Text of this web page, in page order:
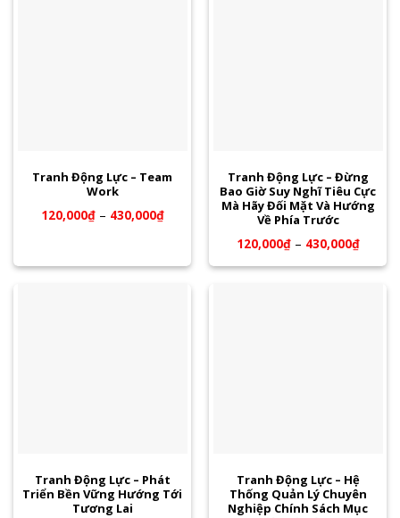
Tranh Động Lực – Team
Work
120,000₫– 430,000₫
Tranh Động Lực – Đừng
Bao Giờ Suy Nghĩ Tiêu Cực
Mà Hãy Đối Mặt Và Hướng
Về Phía Trước
120,000₫– 430,000₫
Tranh Động Lực – Phát
Triển Bền Vững Hướng Tới
Tương Lai
Tranh Động Lực – Hệ
Thống Quản Lý Chuyên
Nghiệp Chính Sách Mục